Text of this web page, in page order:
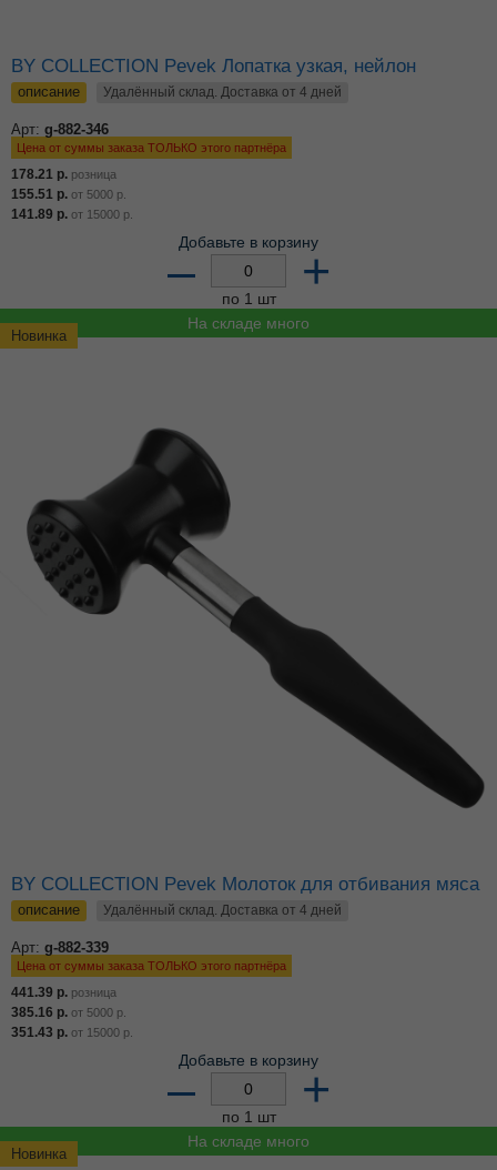
Новинка
BY COLLECTION Pevek Лопатка узкая, нейлон
описание Удалённый склад. Доставка от 4 дней
Арт: g-882-346
Цена от суммы заказа ТОЛЬКО этого партнёра
178.21 р. розница
155.51 р. от 5000 р.
141.89 р. от 15000 р.
Добавьте в корзину
– +
по 1 шт
На складе много
Новинка
BY COLLECTION Pevek Молоток для отбивания мяса
описание Удалённый склад. Доставка от 4 дней
Арт: g-882-339
Цена от суммы заказа ТОЛЬКО этого партнёра
441.39 р. розница
385.16 р. от 5000 р.
351.43 р. от 15000 р.
Добавьте в корзину
– +
по 1 шт
На складе много